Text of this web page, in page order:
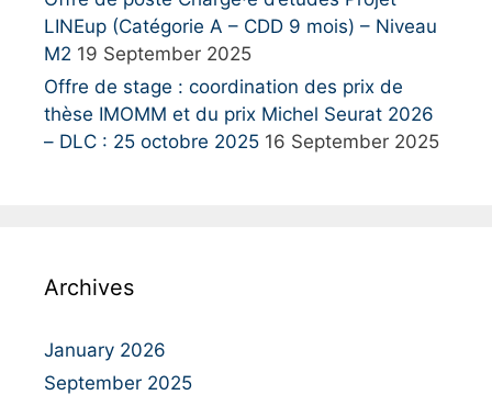
LINEup (Catégorie A – CDD 9 mois) – Niveau
M2 19 September 2025
Offre de stage : coordination des prix de
thèse IMOMM et du prix Michel Seurat 2026
– DLC : 25 octobre 2025 16 September 2025
Archives
January 2026
September 2025